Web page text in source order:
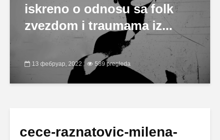
iskreno o odnosu sa folk
zvezdom i traumama iz...
13 фебруар, 2022 589 pregleda
cece-raznatovic-milena-